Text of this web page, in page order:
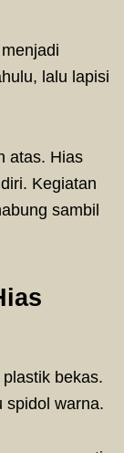
lalu lapisi
atas. Hias
Kegiatan
sambil
bekas.
spidol warna.